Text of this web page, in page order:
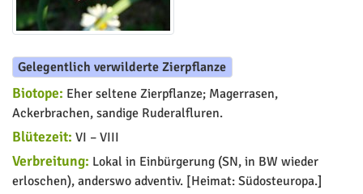
Gelegentlich verwilderte Zierpflanze
Biotope: Eher seltene Zierpflanze; Magerrasen,
Ackerbrachen, sandige Ruderalfluren.
Blütezeit: VI – VIII
Verbreitung: Lokal in Einbürgerung (SN, in BW wieder
erloschen), anderswo adventiv. [Heimat: Südosteuropa.]